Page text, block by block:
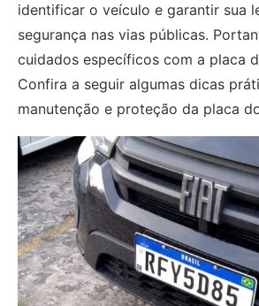
identificar o veículo e garantir sua
segurança nas vias públicas.
cuidados específicos com a placa
Confira a seguir algumas dicas
manutenção e proteção da placa